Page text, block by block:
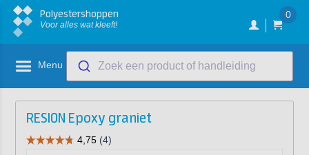
Polyestershoppen
Voor alles wat kleeft!
0
Menu Zoek een product of handleiding
RESION Epoxy graniet